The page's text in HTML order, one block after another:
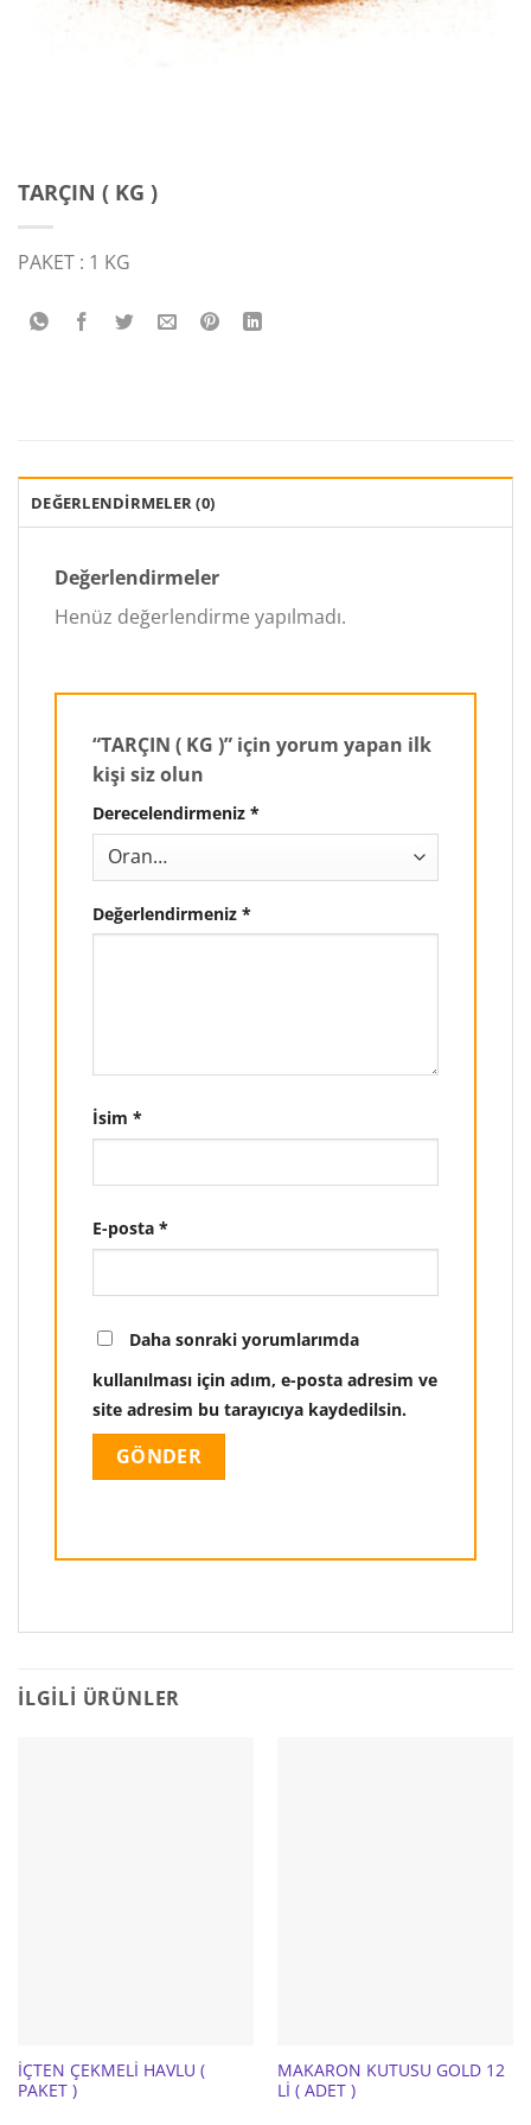
TARÇIN ( KG )
PAKET : 1 KG
DEĞERLENDIRMELER (0)
Değerlendirmeler
Henüz değerlendirme yapılmadı.
“TARÇIN ( KG )” için yorum yapan ilk
kişi siz olun
Derecelendirmeniz *
Değerlendirmeniz *
İsim *
E-posta *
Daha sonraki yorumlarımda
kullanılması için adım, e-posta adresim ve
site adresim bu tarayıcıya kaydedilsin.
İLGILI ÜRÜNLER
İÇTEN ÇEKMELİ HAVLU (
PAKET )
MAKARON KUTUSU GOLD 12
Lİ ( ADET )